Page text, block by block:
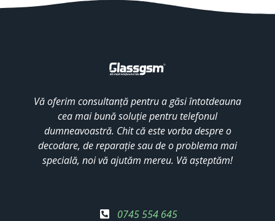
Vă oferim consultanță pentru a găsi întotdeauna
cea mai bună soluție pentru telefonul
dumneavoastră. Chit că este vorba despre o
decodare, de reparație sau de o problema mai
specială, noi vă ajutăm mereu. Vă așteptăm!
0745 554 645